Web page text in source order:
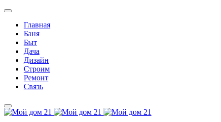
Главная
Баня
Быт
Дача
Дизайн
Строим
Ремонт
Связь